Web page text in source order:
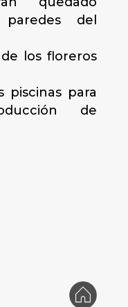
del
los floreros
piscinas para
de